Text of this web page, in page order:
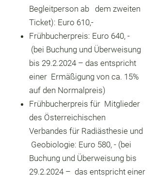
Begleitperson ab dem zweiten
Ticket): Euro 610,-
Frühbucherpreis: Euro 640, -
(bei Buchung und Überweisung
bis 29.2.2024 – das entspricht
einer Ermäßigung von ca. 15%
auf den Normalpreis)
Frühbucherpreis für Mitglieder
des Österreichischen
Verbandes für Radiästhesie und
Geobiologie: Euro 580, - (bei
Buchung und Überweisung bis
29.2.2024 – das entspricht einer